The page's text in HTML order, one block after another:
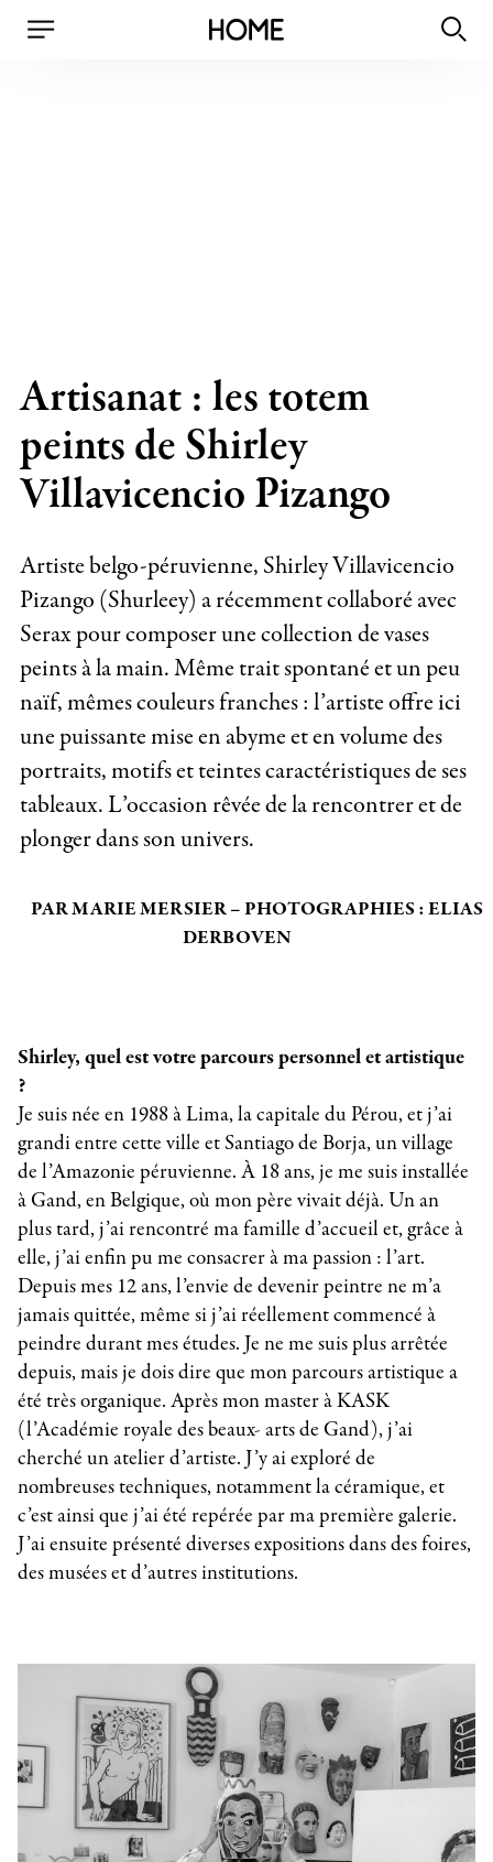
Artisanat : les totem
peints de Shirley
Villavicencio Pizango
Artiste belgo-péruvienne, Shirley Villavicencio
Pizango (Shurleey) a récemment collaboré avec
Serax pour composer une collection de vases
peints à la main. Même trait spontané et un peu
naïf, mêmes couleurs franches : l’artiste offre ici
une puissante mise en abyme et en volume des
portraits, motifs et teintes caractéristiques de ses
tableaux. L’occasion rêvée de la rencontrer et de
plonger dans son univers.
PAR MARIE MERSIER – PHOTOGRAPHIES : ELIAS
DERBOVEN
Shirley, quel est votre parcours personnel et artistique
?
Je suis née en 1988 à Lima, la capitale du Pérou, et j’ai
grandi entre cette ville et Santiago de Borja, un village
de l’Amazonie péruvienne. À 18 ans, je me suis installée
à Gand, en Belgique, où mon père vivait déjà. Un an
plus tard, j’ai rencontré ma famille d’accueil et, grâce à
elle, j’ai enfin pu me consacrer à ma passion : l’art.
Depuis mes 12 ans, l’envie de devenir peintre ne m’a
jamais quittée, même si j’ai réellement commencé à
peindre durant mes études. Je ne me suis plus arrêtée
depuis, mais je dois dire que mon parcours artistique a
été très organique. Après mon master à KASK
(l’Académie royale des beaux- arts de Gand), j’ai
cherché un atelier d’artiste. J’y ai exploré de
nombreuses techniques, notamment la céramique, et
c’est ainsi que j’ai été repérée par ma première galerie.
J’ai ensuite présenté diverses expositions dans des foires,
des musées et d’autres institutions.